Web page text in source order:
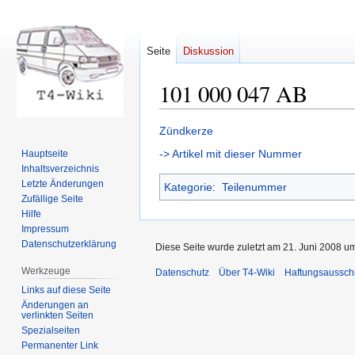
101 000 047 AB
Zur
Navigation
Zur
Suche
Zündkerze
-> Artikel mit dieser Nummer
Kategorie: Teilenummer
Seite Diskussion
Hauptseite
Inhaltsverzeichnis
Letzte Änderungen
Zufällige Seite
Hilfe
Impressum
Datenschutzerklärung
Werkzeuge
Links auf diese Seite
Änderungen an
verlinkten Seiten
Spezialseiten
Permanenter Link
Diese Seite wurde zuletzt am 21. Juni 2008
Datenschutz Über T4-Wiki